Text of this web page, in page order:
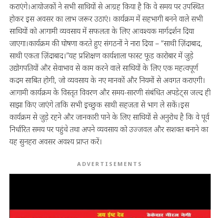
कराएंगे।आयोजकों ने सभी साथियों से आग्रह किया है कि वे समय पर उपस्थित
होकर इस अवसर का लाभ जरूर उठाएं। कार्यक्रम में सहभागी बनने वाले सभी
साथियों को आगामी व्यवसाय में सफलता के लिए आवश्यक मार्गदर्शन दिया
जाएगा।कार्यक्रम की घोषणा करते हुए संगठनों ने नारा दिया – “साथी ज़िंदाबाद,
साथी एकता ज़िंदाबाद।”यह प्रशिक्षण कार्यशाला फास्ट फूड कारोबार में जुड़े
उद्योगपतियों और सेवाभाव से काम करने वाले साथियों के लिए एक महत्वपूर्ण
कदम साबित होगी, जो व्यवसाय के नए मानकों और नियमों से अवगत कराएगी।
आगामी कार्यक्रम के विस्तृत विवरण और समय-सारणी संबंधित अपडेट्स जल्द ही
साझा किए जाएंगे ताकि सभी इच्छुक साथी सहजता से भाग ले सकें।इस
कार्यक्रम से जुड़े रहने और जानकारी पाने के लिए साथियों से अनुरोध है कि वे पूर्व
निर्धारित समय पर पहुंचे तथा अपने व्यवसाय को उज्जवल और सशक्त बनाने का
यह सुनहरा अवसर अवश्य प्राप्त करें।
ADVERTISEMENTS